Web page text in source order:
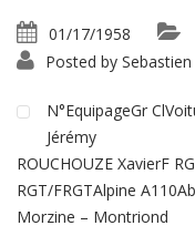
01/17/1958
Posted by Sebastien
N°EquipageGr
Jérémy
ROUCHOUZE XavierF
RGT/FRGTAlpine
Morzine – Montriond